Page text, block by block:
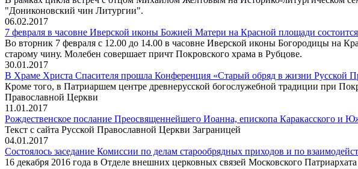
"Дониконовский чин Литургии".
06.02.2017
7 февраля в часовне Иверской иконы Божией Матери на Красной площади
Во вторник 7 февраля с 12.00 до 14.00 в часовне Иверской иконы Богородицы на
старому чину. Молебен совершает причт Покровского храма в Рубцове.
30.01.2017
В Храме Христа Спасителя прошла Конференция «Старый обряд в жизни Русской
Кроме того, в Патриаршем центре древнерусской богослужебной традиции при
Православной Церкви
11.01.2017
Рождественское послание Преосвященнейшего Иоанна, епископа Каракасского и
Текст с сайта Русской Православной Церкви Заграницей
04.01.2017
Состоялось заседание Комиссии по делам старообрядных приходов и по
16 декабря 2016 года в Отделе внешних церковных связей Московского